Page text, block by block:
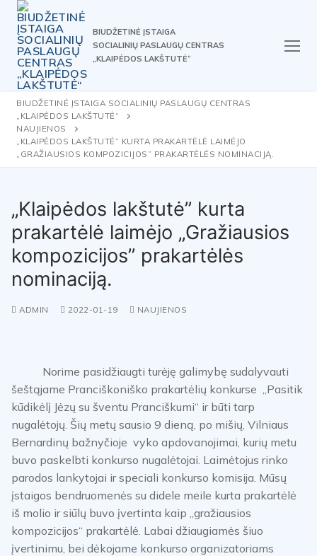
Skip
content
BIUDŽETINĖ ĮSTAIGA
SOCIALINIŲ PASLAUGŲ CENTRAS
„KLAIPĖDOS LAKŠTUTĖ“
BIUDŽETINĖ ĮSTAIGA SOCIALINIŲ PASLAUGŲ CENTRAS
„KLAIPĖDOS LAKŠTUTĖ“
NAUJIENOS
„KLAIPĖDOS LAKŠTUTĖ” KURTA PRAKARTĖLĖ LAIMĖJO
„GRAŽIAUSIOS KOMPOZICIJOS” PRAKARTĖLĖS NOMINACIJĄ.
„Klaipėdos lakštutė” kurta
prakartėlė laimėjo „Gražiausios
kompozicijos” prakartėlės
nominaciją.
ADMIN 2022-01-19 NAUJIENOS
Norime pasidžiaugti turėję galimybę sudalyvauti
šeštąjame Pranciškoniško prakartėlių konkurse „Pasitik
kūdikėlį Jėzų su šventu Pranciškumi“ ir būti tarp
nugalėtojų. Šių metų sausio 9 dieną, po mišių, Vilniaus
Bernardinų bažnyčioje vyko apdovanojimai, kurių metu
buvo paskelbti konkurso nugalėtojai. Laimėtojus rinko
parodos lankytojai ir speciali konkurso komisija. Mūsų
įstaigos bendruomenės su didele meile kurta prakartėlė
iš molio ir siūlų buvo įvertinta kaip „gražiausios
kompozicijos“ prakartėlė. Labai džiaugiamės šiuo
įvertinimu, bei dėkojame konkurso organizatoriams